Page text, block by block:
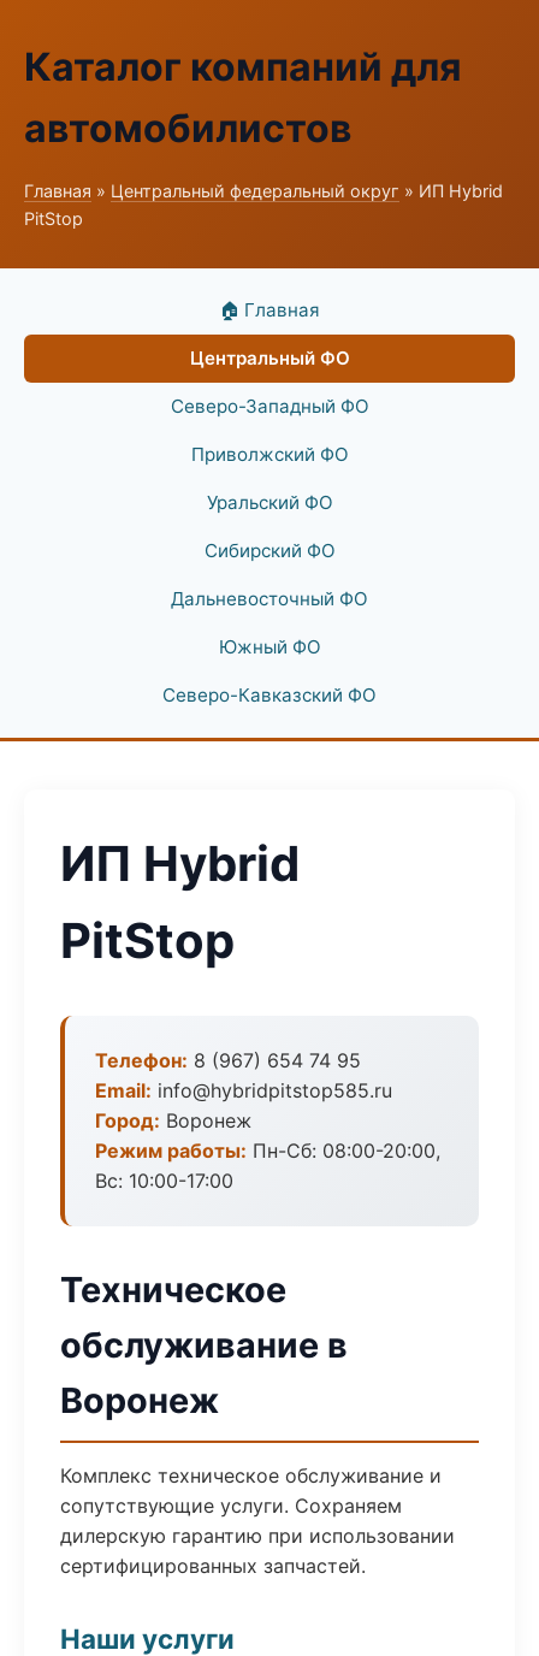
Каталог компаний для
автомобилистов
Главная » Центральный федеральный округ » ИП Hybrid
PitStop
🏠 Главная
Центральный ФО
Северо-Западный ФО
Приволжский ФО
Уральский ФО
Сибирский ФО
Дальневосточный ФО
Южный ФО
Северо-Кавказский ФО
ИП Hybrid
PitStop
Телефон: 8 (967) 654 74 95
Email: info@hybridpitstop585.ru
Город: Воронеж
Режим работы: Пн-Сб: 08:00-20:00,
Вс: 10:00-17:00
Техническое
обслуживание в
Воронеж
Комплекс техническое обслуживание и
сопутствующие услуги. Сохраняем
дилерскую гарантию при использовании
сертифицированных запчастей.
Наши услуги